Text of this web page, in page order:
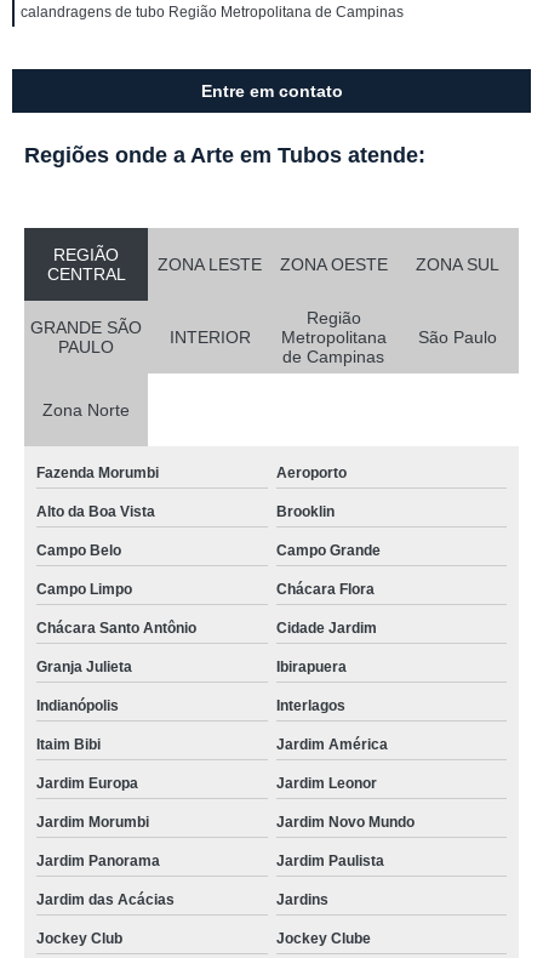
calandragens de tubo Região Metropolitana de Campinas
Entre em contato
Regiões onde a Arte em Tubos atende:
REGIÃO
CENTRAL
ZONA LESTE ZONA OESTE ZONA SUL
GRANDE SÃO
PAULO
INTERIOR
Região
Metropolitana
de Campinas
São Paulo
Zona Norte
Fazenda Morumbi Aeroporto
Alto da Boa Vista Brooklin
Campo Belo Campo Grande
Campo Limpo Chácara Flora
Chácara Santo Antônio Cidade Jardim
Granja Julieta Ibirapuera
Indianópolis Interlagos
Itaim Bibi Jardim América
Jardim Europa Jardim Leonor
Jardim Morumbi Jardim Novo Mundo
Jardim Panorama Jardim Paulista
Jardim das Acácias Jardins
Jockey Club Jockey Clube